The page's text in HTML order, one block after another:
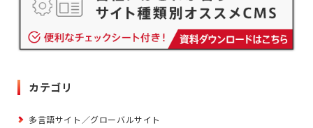
カテゴリ
多言語サイト／グローバルサイト